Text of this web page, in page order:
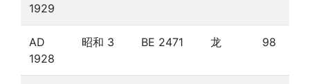
1929
AD
1928
昭和 3 BE 2471 龙 98